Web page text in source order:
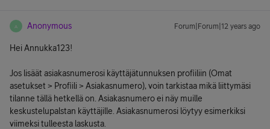
A Anonymous Forum|Forum|12 years ago
Hei Annukka123!
Jos lisäät asiakasnumerosi käyttäjätunnuksen profiiliin (Omat
asetukset > Profiili > Asiakasnumero), voin tarkistaa mikä liittymäsi
tilanne tällä hetkellä on. Asiakasnumero ei näy muille
keskustelupalstan käyttäjille. Asiakasnumerosi löytyy esimerkiksi
viimeksi tulleesta laskusta.